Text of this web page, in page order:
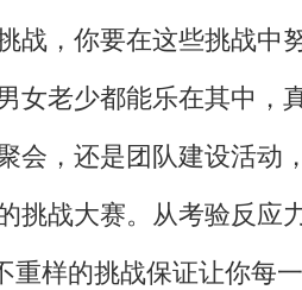
战，你要在这些挑战中
女老少都能乐在其中，
会，还是团队建设活动
挑战大赛。从考验反应
重样的挑战保证让你每